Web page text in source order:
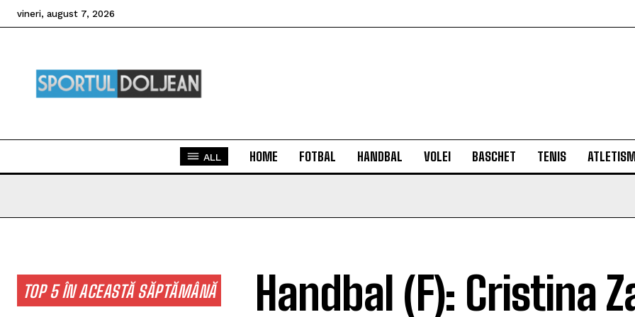
vineri, august 7, 2026
ALL HOME FOTBAL HANDBAL VOLEI BASCHET TENIS
TOP 5 ÎN ACEASTĂ SĂPTĂMÂNĂ
Handbal (F): Cristina